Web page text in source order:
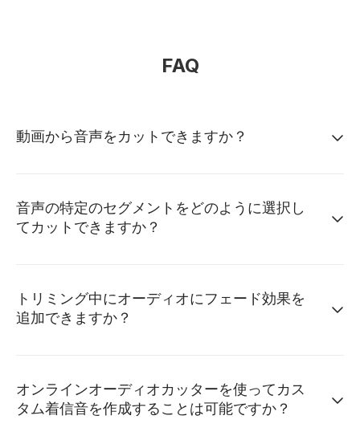
FAQ
動画から音声をカットできますか？
音声の特定のセグメントをどのように選択し
てカットできますか？
トリミング中にオーディオにフェード効果を
追加できますか？
オンラインオーディオカッターを使ってカス
タム着信音を作成することは可能ですか？